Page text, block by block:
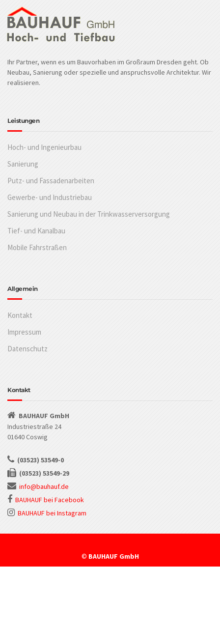
Ihr Partner, wenn es um Bauvorhaben im Großraum Dresden geht. Ob
Neubau, Sanierung oder spezielle und anspruchsvolle Architektur. Wir
realisieren.
Leistungen
Hoch- und Ingenieurbau
Sanierung
Putz- und Fassadenarbeiten
Gewerbe- und Industriebau
Sanierung und Neubau in der Trinkwasserversorgung
Tief- und Kanalbau
Mobile Fahrstraßen
Allgemein
Kontakt
Impressum
Datenschutz
Kontakt
BAUHAUF GmbH
Industriestraße 24
01640 Coswig
(03523) 53549-0
(03523) 53549-29
info@bauhauf.de
BAUHAUF bei Facebook
BAUHAUF bei Instagram
© BAUHAUF GmbH